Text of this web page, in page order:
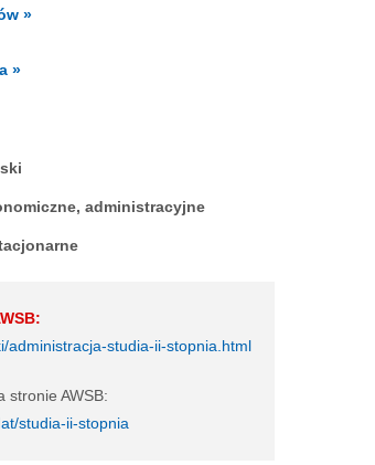
»
»
administracyjne
administracja-studia-ii-stopnia.html
stronie AWSB:
studia-ii-stopnia